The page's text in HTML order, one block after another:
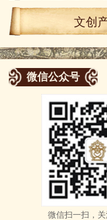
文创
微信公众号
微信扫一扫，